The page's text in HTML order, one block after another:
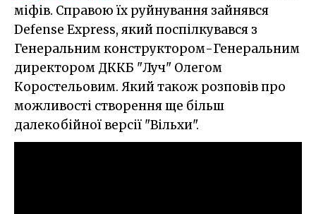
міфів. Справою їх руйнування зайнявся
Defense Express, який поспілкувався з
Генеральним конструктором-Генеральним
директором ДККБ "Луч" Олегом
Коростельовим. Який також розповів про
можливості створення ще більш
далекобійної версії "Вільхи".